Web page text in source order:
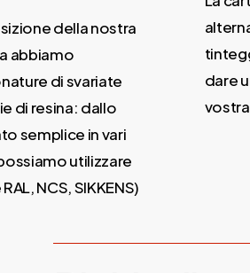
della nostra
abbiamo
di svariate
di resina: dallo
semplice in vari
utilizzare
NCS, SIKKENS)
dare
vostra